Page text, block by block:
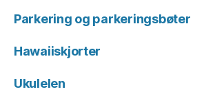
Parkering og parkeringsbøter
Hawaiiskjorter
Ukulelen